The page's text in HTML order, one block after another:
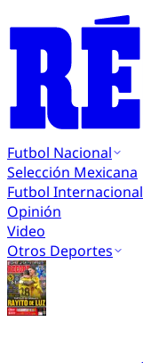
Futbol Nacional
Selección Mexicana
Futbol Internacional
Opinión
Video
Otros Deportes